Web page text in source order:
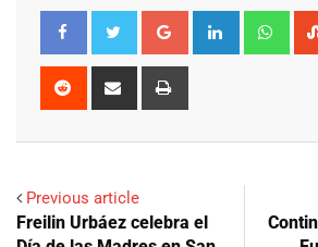
Google+ LinkedIn
Reddit
Share
Previous article
Freilin Urbáez celebra el